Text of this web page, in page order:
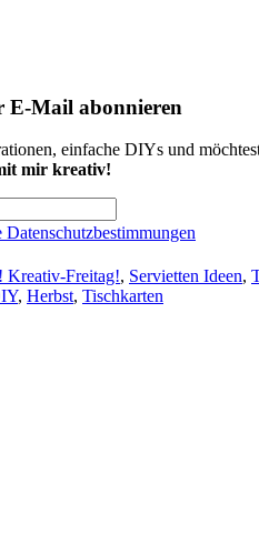
E-Mail abonnieren
einfache DIYs und
mir kreativ!
Kreativ-Freitag!, Servietten Ideen,
, Herbst, Tischkarten